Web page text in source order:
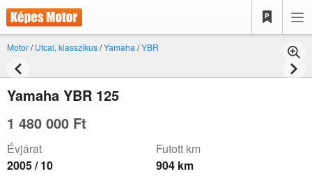
Motor/Utcai, klasszikus/Yamaha /YBR
Yamaha YBR 125
1 480 000 Ft
Évjárat
2005 / 10
Futott km
904 km